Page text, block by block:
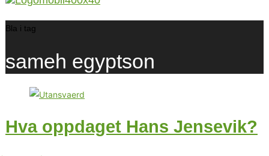
Bla i tag
sameh egyptson
Hva oppdaget Hans Jensevik?